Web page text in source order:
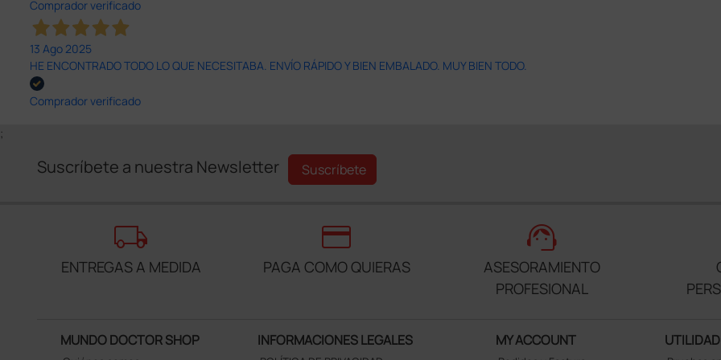
Comprador verificado
13 Ago 2025
HE ENCONTRADO TODO LO QUE NECESITABA. ENVÍO RÁPIDO Y BIEN EMBALADO. MUY BIEN TODO.
Comprador verificado
;
Suscríbete a nuestra Newsletter Suscríbete
local_shipping
ENTREGAS A MEDIDA
credit_card
PAGA COMO QUIERAS
support_agent
ASESORAMIENTO
PROFESIONAL
MUNDO DOCTOR SHOP INFORMACIONES LEGALES MY ACCOUNT UTILIDAD